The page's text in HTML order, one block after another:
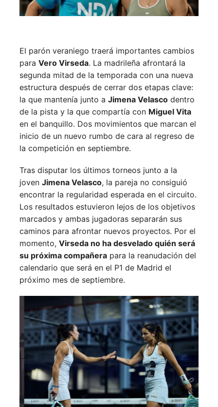
El parón veraniego traerá importantes cambios
para Vero Virseda. La madrileña afrontará la
segunda mitad de la temporada con una nueva
estructura después de cerrar dos etapas clave:
la que mantenía junto a Jimena Velasco dentro
de la pista y la que compartía con Miguel Vita
en el banquillo. Dos movimientos que marcan el
inicio de un nuevo rumbo de cara al regreso de
la competición en septiembre.
Tras disputar los últimos torneos junto a la
joven Jimena Velasco, la pareja no consiguió
encontrar la regularidad esperada en el circuito.
Los resultados estuvieron lejos de los objetivos
marcados y ambas jugadoras separarán sus
caminos para afrontar nuevos proyectos. Por el
momento, Virseda no ha desvelado quién será
su próxima compañera para la reanudación del
calendario que será en el P1 de Madrid el
próximo mes de septiembre.